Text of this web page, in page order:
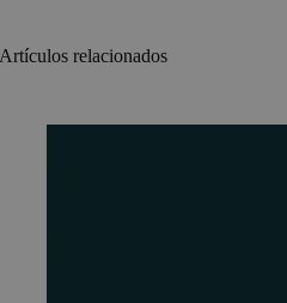
Artículos relacionados